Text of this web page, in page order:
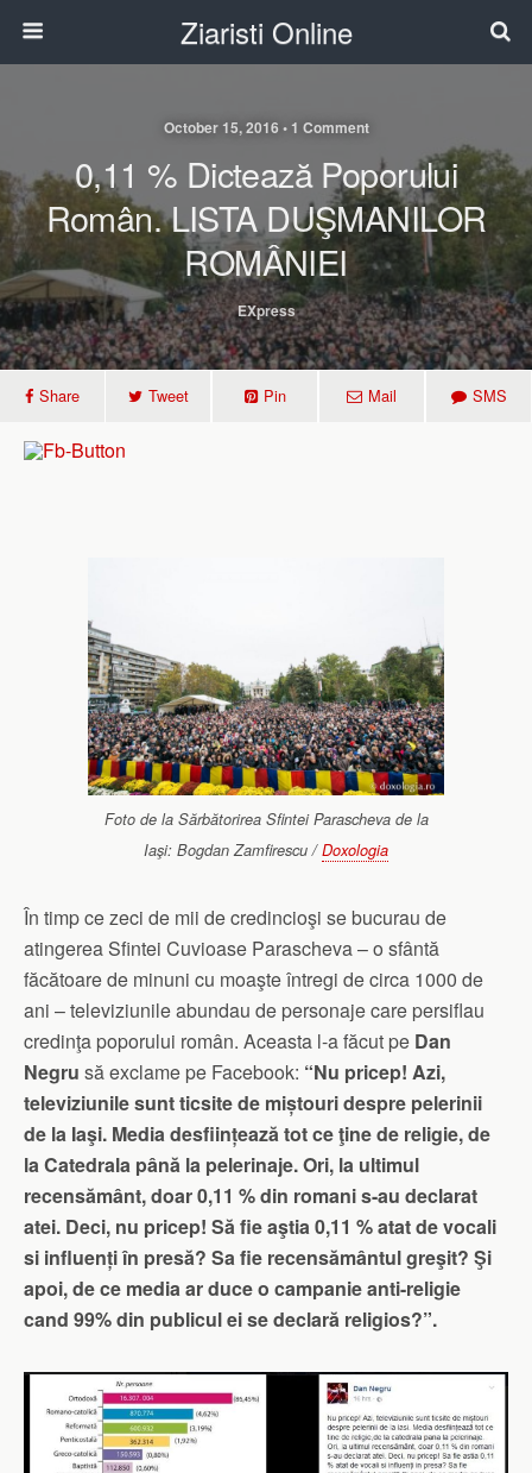
Ziaristi Online
October 15, 2016 • 1 Comment
0,11 % Dictează Poporului
Român. LISTA DUŞMANILOR
ROMÂNIEI
EXpress
Share Tweet Pin Mail SMS
Foto de la Sărbătorirea Sfintei Parascheva de la
Iaşi: Bogdan Zamfirescu /Doxologia
În timp ce zeci de mii de credincioşi se bucurau de
atingerea Sfintei Cuvioase Parascheva – o sfântă
făcătoare de minuni cu moaşte întregi de circa 1000 de
ani – televiziunile abundau de personaje care persiflau
credinţa poporului român. Aceasta l-a făcut pe Dan
Negru să exclame pe Facebook: “Nu pricep! Azi,
televiziunile sunt ticsite de miștouri despre pelerinii
de la Iaşi. Media desființează tot ce ţine de religie, de
la Catedrala până la pelerinaje. Ori, la ultimul
recensământ, doar 0,11 % din romani s-au declarat
atei. Deci, nu pricep! Să fie aştia 0,11 % atat de vocali
si influenți în presă? Sa fie recensământul greşit? Şi
apoi, de ce media ar duce o campanie anti-religie
cand 99% din publicul ei se declară religios?”.